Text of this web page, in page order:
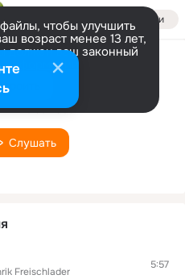
Войти
чтобы улучшить
возраст менее 13 лет,
должен ваш законный
информации
of Shame
Freischlader
Слушать
Freischlader
5:57